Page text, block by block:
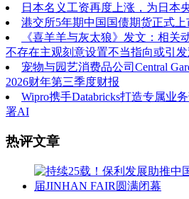
日本名义工资再度上涨，为日本
港交所5年期中国国债期货正式上
《喜羊羊与灰太狼》发文：相关
不存在主观刻意设置不当指向或引
宠物与园艺消费品公司Central
2026财年第三季度财报
Wipro携手Databricks打造专属业
署AI
热评文章